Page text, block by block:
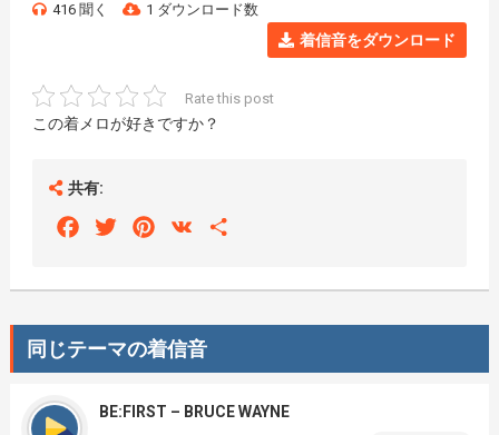
416 聞く 1 ダウンロード数
着信音をダウンロード
Rate this post
この着メロが好きですか？
共有:
FacebookTwitterPinterest
VK
同じテーマの着信音
BE:FIRST – BRUCE WAYNE